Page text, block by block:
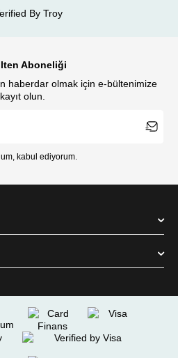
Aboneliği
haberdar olmak için e-bültenimize
kayıt olun.
kabul ediyorum.